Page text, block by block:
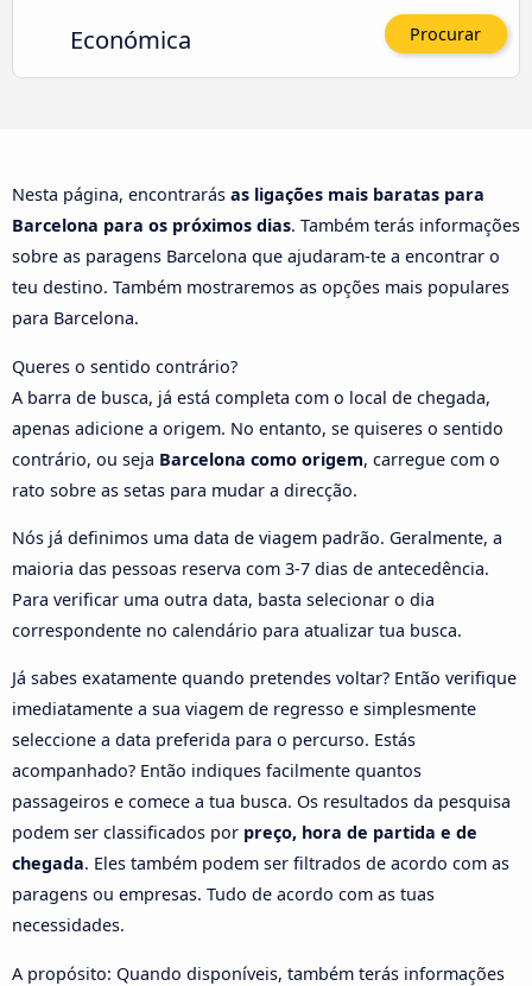
Económica Procurar
Nesta página, encontrarás as ligações mais baratas para
Barcelona para os próximos dias. Também terás informações
sobre as paragens Barcelona que ajudaram-te a encontrar o
teu destino. Também mostraremos as opções mais populares
para Barcelona.
Queres o sentido contrário?
A barra de busca, já está completa com o local de chegada,
apenas adicione a origem. No entanto, se quiseres o sentido
contrário, ou seja Barcelona como origem, carregue com o
rato sobre as setas para mudar a direcção.
Nós já definimos uma data de viagem padrão. Geralmente, a
maioria das pessoas reserva com 3-7 dias de antecedência.
Para verificar uma outra data, basta selecionar o dia
correspondente no calendário para atualizar tua busca.
Já sabes exatamente quando pretendes voltar? Então verifique
imediatamente a sua viagem de regresso e simplesmente
seleccione a data preferida para o percurso. Estás
acompanhado? Então indiques facilmente quantos
passageiros e comece a tua busca. Os resultados da pesquisa
podem ser classificados por preço, hora de partida e de
chegada. Eles também podem ser filtrados de acordo com as
paragens ou empresas. Tudo de acordo com as tuas
necessidades.
A propósito: Quando disponíveis, também terás informações